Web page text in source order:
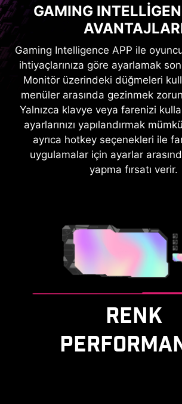
GAMING
Gaming Intelligence APP ile
ihtiyaçlarınıza göre ayarlamak
Monitör üzerindeki düğmeleri
menüler arasında gezinmek
Yalnızca klavye veya farenizi
ayarlarınızı yapılandırmak
ayrıca hotkey seçenekleri ile
uygulamalar için ayarlar
yapma fırsatı verir.
RENK